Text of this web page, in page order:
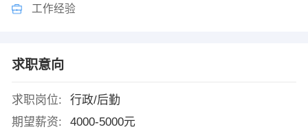
工作经验
求职意向
求职岗位:
行政/后勤
期望薪资:
4000-5000元